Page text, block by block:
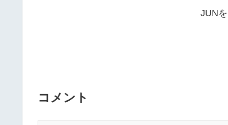
JUN
コメント